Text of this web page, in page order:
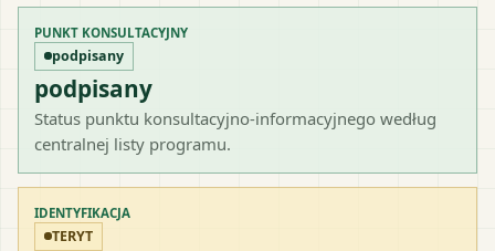
PUNKT KONSULTACYJNY
podpisany
podpisany
Status punktu konsultacyjno-informacyjnego według
centralnej listy programu.
IDENTYFIKACJA
TERYT